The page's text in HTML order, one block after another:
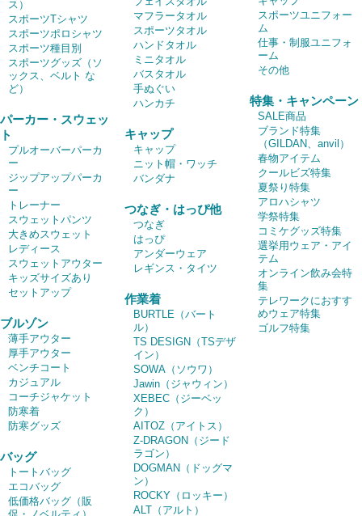
ス）
スポーツTシャツ
スポーツポロシャツ
スポーツ種目別
スポーツグッズ（ソ
ックス、ベルト な
ど）
パーカー・スウェッ
ト
プルオーバーパーカ
ー
ジップアップパーカ
ー
トレーナー
スウェットパンツ
大きめスウェット
レディース
スウェットアウター
キッズサイズあり
セットアップ
ブルゾン
薄手アウター
厚手アウター
ベンチコート
カジュアル
コーチジャケット
防寒着
防寒グッズ
バッグ
トートバッグ
エコバッグ
低価格バッグ（販
マフラータオル
スポーツタオル
ハンドタオル
ミニタオル
バスタオル
手ぬぐい
ハンカチ
キャップ
キャップ
ニット帽・ワッチ
バンダナ
つなぎ・はっぴ他
つなぎ
はっぴ
アンダーウェア
レギンス・タイツ
作業着
BURTLE（バート
ル）
TS DESIGN（TSデザ
イン）
SOWA（ソウワ）
Jawin（ジャウィン）
XEBEC（ジーベッ
ク）
AITOZ（アイトス）
Z-DRAGON（ジード
ラゴン）
DOGMAN（ドッグマ
ン）
ROCKY（ロッキー）
ALT（アルト）
スポーツユニフォー
ム
仕事・制服ユニフォ
ーム
その他
特集・キャンペーン
SALE商品
ブランド特集
（GILDAN、anvil）
春物アイテム
クールビズ特集
夏祭り特集
アロハシャツ
学祭特集
コミケグッズ特集
選挙用ウェア・アイ
テム
オンライン飲み会特
集
テレワークにおすす
めウェア特集
ゴルフ特集